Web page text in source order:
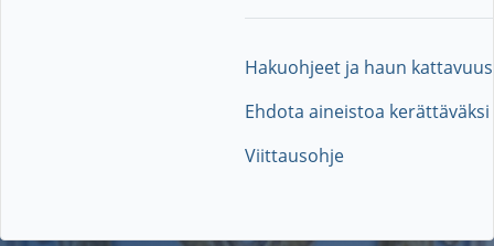
Hakuohjeet ja haun kattavuus
Ehdota aineistoa kerättäväksi
Viittausohje